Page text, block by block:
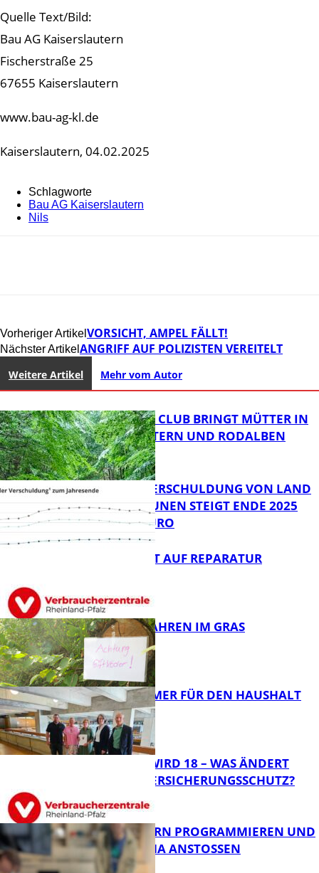
Quelle Text/Bild:
Bau AG Kaiserslautern
Fischerstraße 25
67655 Kaiserslautern
www.bau-ag-kl.de
Kaiserslautern, 04.02.2025
Schlagworte
Bau AG Kaiserslautern
Nils
Vorheriger Artikel VORSICHT, AMPEL FÄLLT!
Nächster Artikel ANGRIFF AUF POLIZISTEN VEREITELT
Weitere Artikel Mehr vom Autor
FB News
NEUER MOM CLUB BRINGT MÜTTER IN
KAISERSLAUTERN UND RODALBEN
ZUSAMMEN
FB News
PRO-KOPF-VERSCHULDUNG VON LAND
UND KOMMUNEN STEIGT ENDE 2025
AUF 9.600 EURO
FB News
NEUES RECHT AUF REPARATUR
Panorama
GIFTIGE GEFAHREN IM GRAS
Panorama
40 JAHRE IMMER FÜR DEN HAUSHALT
DA
MEIN KIND WIRD 18 – WAS ÄNDERT
SICH BEIM VERSICHERUNGSSCHUTZ?
MIT ROBOTERN PROGRAMMIEREN UND
IM CAFÉ LUMA ANSTOSSEN